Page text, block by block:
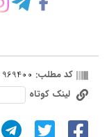
کد مطلب: 969400
لینک کوتاه